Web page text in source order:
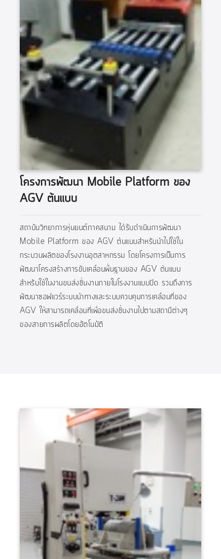
โครงการพัฒนา Mobile Platform ของ
AGV ต้นแบบ
สถาบันวิทยาการหุ่นยนต์ภาคสนาม ได้รับดำเนินการพัฒนา
Mobile Platform ของ AGV ต้นแบบสำหรับนำไปใช้ใน
กระบวนผลิตของโรงงานอุตสาหกรรม โดยโครงการเป็นการ
พัฒนาโครงสร้างการขับเคลื่อนพื้นฐานของ AGV ต้นแบบ
สำหรับใช้ในงานขนส่งชิ้นงานภายในโรงงานแบบปิด รวมถึงการ
พัฒนาซอฟแวร์ระบบนำทางและระบบควบคุมการเคลื่อนที่ของ
AGV ให้สามารถเคลื่อนที่เพื่อขนส่งชิ้นงานไปตามสถานีต่างๆ
ของสายการผลิตโดยอัตโนมัติ